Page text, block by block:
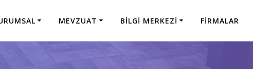
MEVZUAT BILGI MERKEZI FIRMALAR